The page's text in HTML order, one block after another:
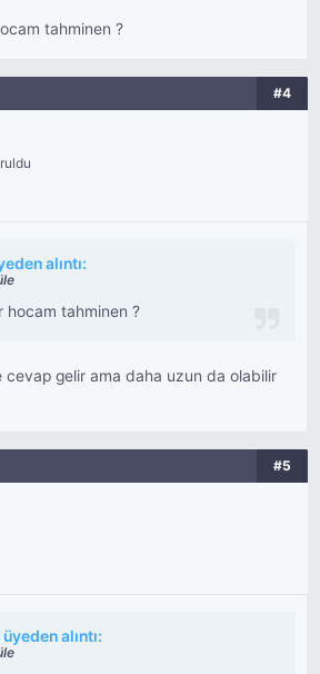
tahminen ?
#4
alıntı:
hocam tahminen ?
gelir ama daha uzun da olabilir
#5
alıntı: